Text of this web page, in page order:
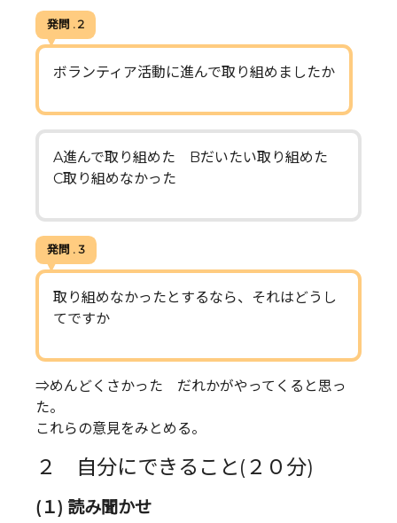
発問 . 2
ボランティア活動に進んで取り組めましたか
A進んで取り組めた Bだいたい取り組めた
C取り組めなかった
発問 . 3
取り組めなかったとするなら、それはどうし
てですか
⇒めんどくさかった だれかがやってくると思っ
た。
これらの意見をみとめる。
２ 自分にできること(２０分)
(１) 読み聞かせ